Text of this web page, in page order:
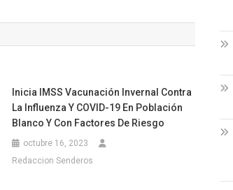
Inicia IMSS Vacunación Invernal Contra
La Influenza Y COVID-19 En Población
Blanco Y Con Factores De Riesgo
octubre 16, 2023
Redaccion Senderos